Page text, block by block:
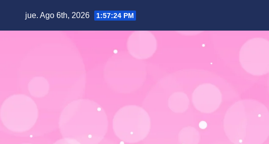
jue. Ago 6th, 2026 1:57:25 PM